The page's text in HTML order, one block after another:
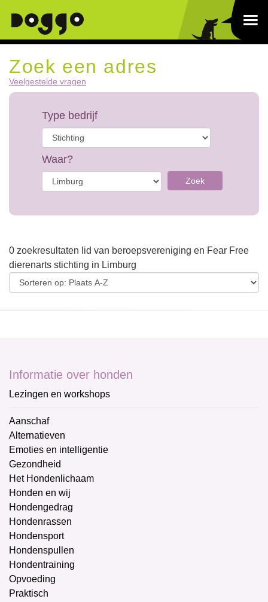
Zoek een adres
Veelgestelde vragen
Type bedrijf
Waar?
Zoek
0 zoekresultaten lid van beroepsvereniging en Fear Free
dierenarts stichting in Limburg
Informatie over honden
Lezingen en workshops
Aanschaf
Alternatieven
Emoties en intelligentie
Gezondheid
Het Hondenlichaam
Honden en wij
Hondengedrag
Hondenrassen
Hondensport
Hondenspullen
Hondentraining
Opvoeding
Praktisch